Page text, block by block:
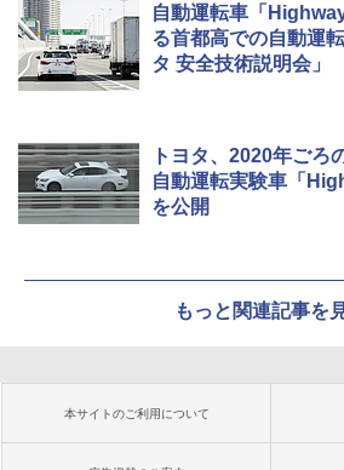
自動運転車「
る首都高での自動運
タ 安全技術説明会」
トヨタ、2020年ごろ
自動運転実験車「
を公開
もっと関連記事を
本サイトのご利用について